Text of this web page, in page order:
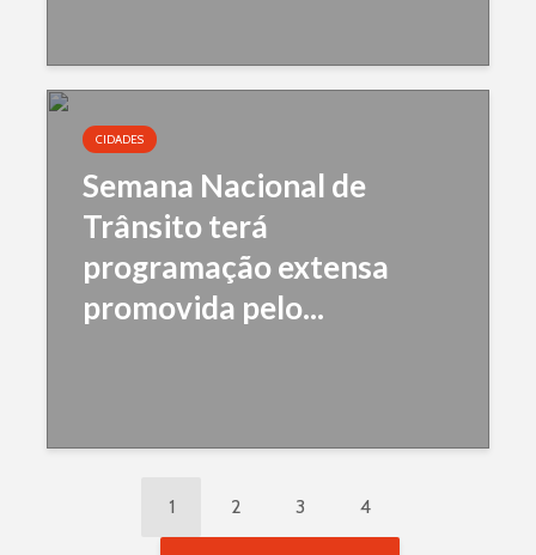
CIDADES
Semana Nacional de
Trânsito terá
programação extensa
promovida pelo...
1 2 3 4